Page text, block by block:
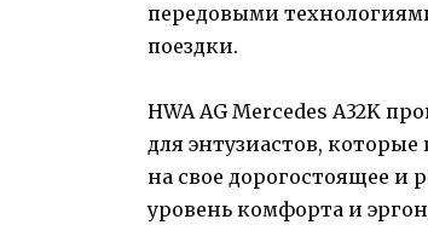
передовыми
поездки.
HWA AG Mercedes A32K
для энтузиастов,
на свое дорогостоящее и
уровень комфорта и